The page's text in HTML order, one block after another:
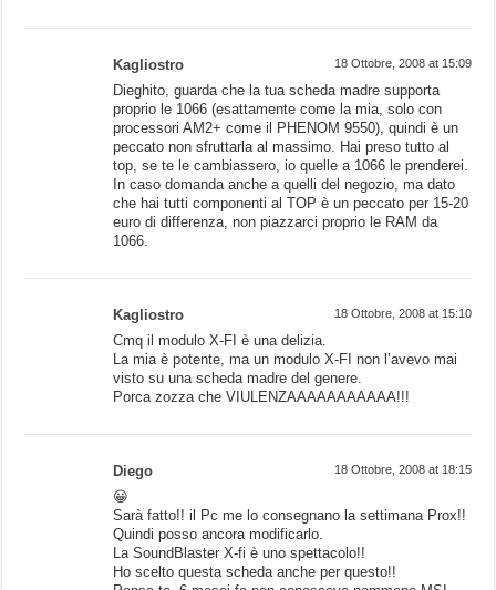
Kagliostro 18 Ottobre, 2008 at 15:09
Dieghito, guarda che la tua scheda madre supporta
proprio le 1066 (esattamente come la mia, solo con
processori AM2+ come il PHENOM 9550), quindi è un
peccato non sfruttarla al massimo. Hai preso tutto al
top, se te le cambiassero, io quelle a 1066 le prenderei.
In caso domanda anche a quelli del negozio, ma dato
che hai tutti componenti al TOP è un peccato per 15-20
euro di differenza, non piazzarci proprio le RAM da
1066.
Kagliostro 18 Ottobre, 2008 at 15:10
Cmq il modulo X-FI è una delizia.
La mia è potente, ma un modulo X-FI non l’avevo mai
visto su una scheda madre del genere.
Porca zozza che VIULENZAAAAAAAAAAA!!!
Diego 18 Ottobre, 2008 at 18:15
😀
Sarà fatto!! il Pc me lo consegnano la settimana Prox!!
Quindi posso ancora modificarlo.
La SoundBlaster X-fi è uno spettacolo!!
Ho scelto questa scheda anche per questo!!